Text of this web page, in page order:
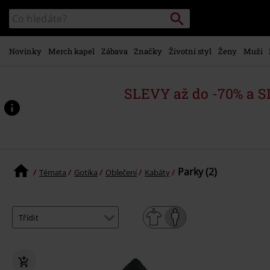
hlavnímu
obsahu
Katalog
vyhledávání
Vyhledávání
Novinky Merch kapel Zábava Značky Životní styl Ženy Muži
SLEVY až do -70% a
Témata Gotika Oblečení Kabáty Parky (2)